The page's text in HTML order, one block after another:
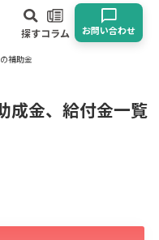
探すコラム お問い合わせ
補助金
成金、給付金一覧